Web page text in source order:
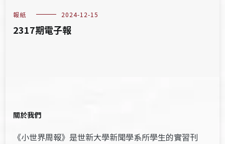
報紙 2024-12-15
2317期電子報
關於我們
《小世界周報》是世新大學新聞學系所學生的實習刊